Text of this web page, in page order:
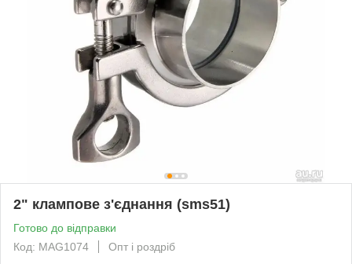
2" клампове з'єднання (sms51)
Готово до відправки
Код: MAG1074
Опт і роздріб